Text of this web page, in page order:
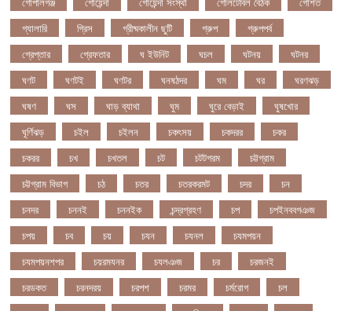
গ্যালারি
গ্রিস গ্রীষ্মকালীন ছুটি গ্রুপ
গ্রুপপর্ব
গ্রেপ্তার
গ্রেফতার ঘ ইউনিট ঘচল ঘটনয়
ঘটনর
ঘণট
ঘণটই ঘণটর ঘনষঠদর ঘম ঘর
ঘরণঝড়
ঘষণ
ঘস ঘাড় ব্যাথা ঘুম ঘুরে বেড়াই
ঘুষখোর
ঘূর্ণিঝড়
চইল চইলন চকৎসয় চকদরর
চকর
চকরর
চখ চখতল চট চটটগরম
চট্টগ্রাম
চট্টগ্রাম বিভাগ
চঠ চতর চতরকরমট চদর
চন
চনদর
চননই চননইক চন্দ্রগ্রহণ চপ
চপইনববগঞজ
চপয়
চব চয় চযন চযনল
চযমপয়ন
চযমপয়নশপর
চয়রমযনর চযলঞজ চর
চরজনই
চরডকত
চরনদরয় চরপশ চরমর চর্মরোগ
চল